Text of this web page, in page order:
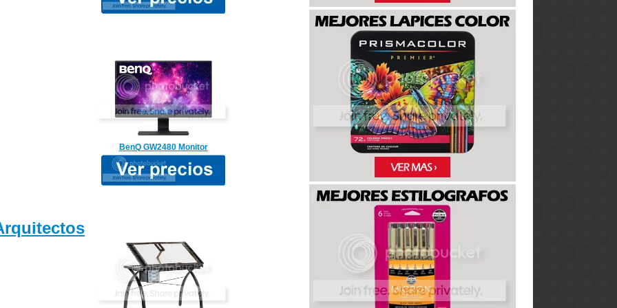
BenQ GW2480 Monitor